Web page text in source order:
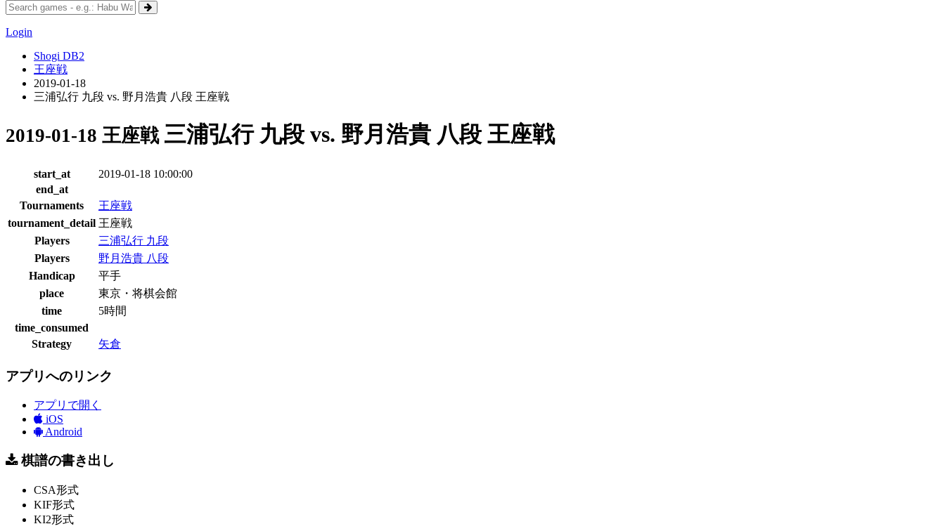
Login
Shogi DB2
王座戦
2019-01-18
三浦弘行 九段 vs. 野月浩貴 八段 王座戦
2019-01-18 王座戦 三浦弘行 九段 vs. 野月浩貴 八段 王座戦
start_at
2019-01-18 10:00:00
end_at
Tournaments
王座戦
tournament_detail 王座戦
Players
三浦弘行 九段
Players
野月浩貴 八段
Handicap
平手
place
東京・将棋会館
time
5時間
time_consumed
Strategy
矢倉
アプリへのリンク
アプリで開く
iOS
Android
棋譜の書き出し
CSA形式
KIF形式
KI2形式